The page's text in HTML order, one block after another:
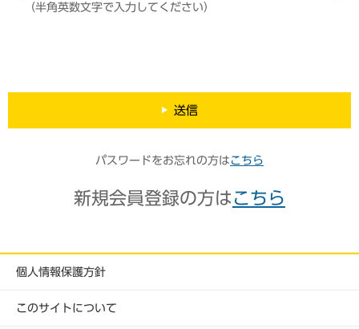
（半角英数文字で入力してください）
送信
パスワードをお忘れの方は こちら
新規会員登録の方は こちら
個人情報保護方針
このサイトについて